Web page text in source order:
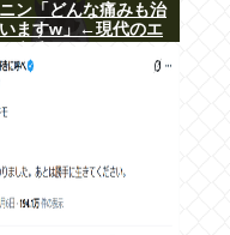
ン「どんな痛みも治
ますw」←現代のエ